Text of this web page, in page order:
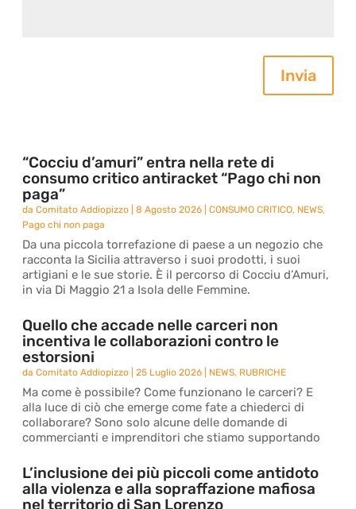
Invia
“Cocciu d’amuri” entra nella rete di
consumo critico antiracket “Pago chi non
paga”
daComitato Addiopizzo |8 Agosto 2026 |CONSUMO CRITICO, NEWS,
Pago chi non paga
Da una piccola torrefazione di paese a un negozio che
racconta la Sicilia attraverso i suoi prodotti, i suoi
artigiani e le sue storie. È il percorso di Cocciu d’Amuri,
in via Di Maggio 21 a Isola delle Femmine.
Quello che accade nelle carceri non
incentiva le collaborazioni contro le
estorsioni
daComitato Addiopizzo |25 Luglio 2026 NEWS, RUBRICHE
Ma come è possibile? Come funzionano le carceri? E
alla luce di ciò che emerge come fate a chiederci di
collaborare? Sono solo alcune delle domande di
commercianti e imprenditori che stiamo supportando
L’inclusione dei più piccoli come antidoto
alla violenza e alla sopraffazione mafiosa
nel territorio di San Lorenzo